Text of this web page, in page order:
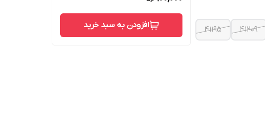
41209
41195 افزودن به سبد خرید